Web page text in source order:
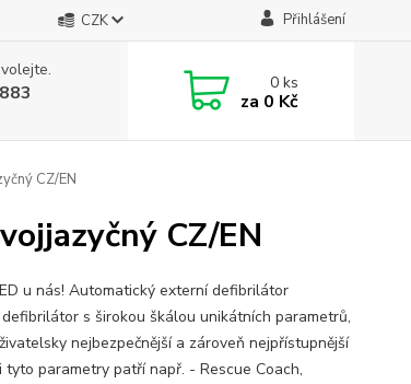
CZK Přihlášení
0ks
za 0 Kč
CZ/EN
CZ/EN
u nás! Automatický externí defibrilátor
s širokou škálou unikátních parametrů,
nejbezpečnější a zároveň nejpřístupnější
parametry patří např. - Rescue Coach,